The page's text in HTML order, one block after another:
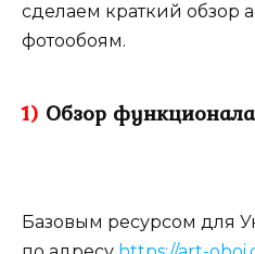
сделаем краткий обзор
фотообоям.
1) Обзор
Базовым ресурсом для